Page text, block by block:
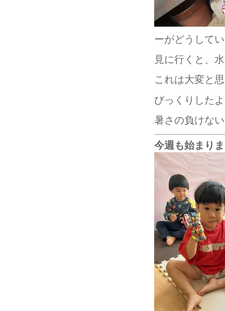
ーがどうして
見に行くと、
これは大変と
びっくりした
暑さの負けな
今週も始まり